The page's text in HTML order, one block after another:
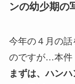
ンの幼少期の
今年の４月の
のですが…本
まずは、ハン